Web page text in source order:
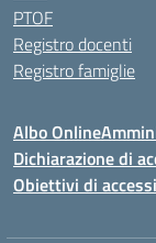
PTOF
Registro docenti
Registro famiglie
Albo Online
Dichiarazione di
Obiettivi di